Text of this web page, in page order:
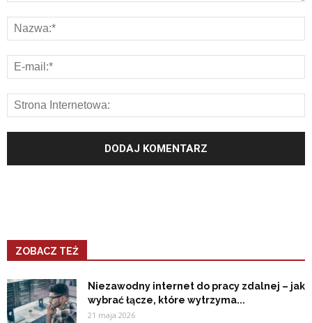
ZOBACZ TEŻ
Niezawodny internet do pracy zdalnej – jak
wybrać łącze, które wytrzyma...
21 maja 2026